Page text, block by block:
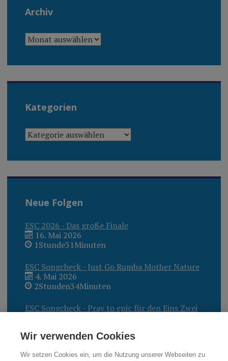
Archiv
ARCHIV
Kategorien
KATEGORIEN
Neue Folgen
ESC 2026 - Das große Finale
16. Mai 2026
1Stunde31Minuten
ESC Songcheck - Just Go Rumba Mother Nature
4. Mai 2026
2Stunden34Minuten
ESC Songcheck - Pray to epic für den Eins Zwei
2Stunden40Minuten
Wir verwenden Cookies
Wir setzen Cookies ein, um die Nutzung unserer Webseiten zu